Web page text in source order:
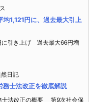
1,121円に、過去最大引上
に引き上げ 過去最大66円増
日記
士法改正を徹底解説
士法改正の概要 第9次社会保